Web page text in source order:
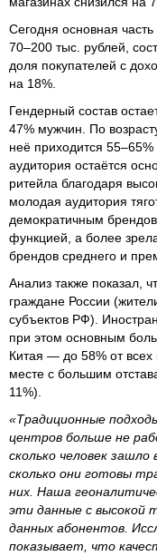
Сегодня основная
70–200 тыс. рублей,
доля покупателей с
на 18%.
Гендерный состав
47% мужчин. По
неё приходится
аудитория остаётся
ритейла благодаря
молодая аудитория
демократичным
функцией, а более
брендов среднего и
Анализ также показал,
граждане России
субъектов РФ).
при этом основным
Китая — до 58% от
месте с большим
11%).
«Традиционные
центров больше не
сколько человек
сколько они готовы
них. Наша
эти данные с высокой
данных абонентов.
показывает, что